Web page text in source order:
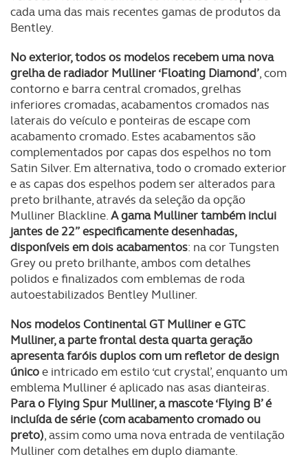
cada uma das mais recentes gamas de produtos da
Bentley.
No exterior, todos os modelos recebem uma nova
grelha de radiador Mulliner ‘Floating Diamond’, com
contorno e barra central cromados, grelhas
inferiores cromadas, acabamentos cromados nas
laterais do veículo e ponteiras de escape com
acabamento cromado. Estes acabamentos são
complementados por capas dos espelhos no tom
Satin Silver. Em alternativa, todo o cromado exterior
e as capas dos espelhos podem ser alterados para
preto brilhante, através da seleção da opção
Mulliner Blackline.A gama Mulliner também inclui
jantes de 22” especificamente desenhadas,
disponíveis em dois acabamentos: na cor Tungsten
Grey ou preto brilhante, ambos com detalhes
polidos e finalizados com emblemas de roda
autoestabilizados Bentley Mulliner.
Nos modelos Continental GT Mulliner e GTC
Mulliner, a parte frontal desta quarta geração
apresenta faróis duplos com um refletor de design
únicoe intricado em estilo ‘cut crystal’, enquanto um
emblema Mulliner é aplicado nas asas dianteiras.
Para o Flying Spur Mulliner, a mascote ‘Flying B’ é
incluída de série (com acabamento cromado ou
preto), assim como uma nova entrada de ventilação
Mulliner com detalhes em duplo diamante.